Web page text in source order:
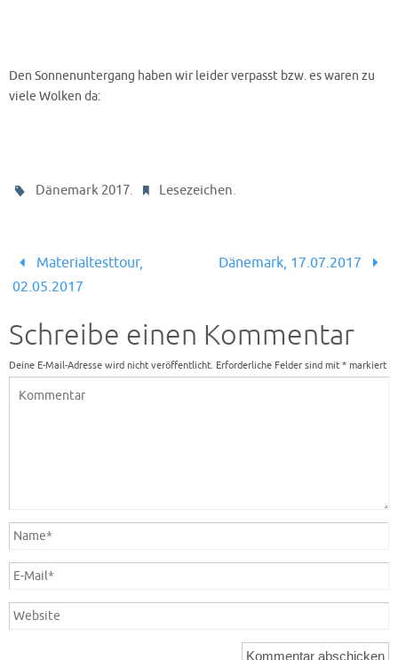
Den Sonnenuntergang haben wir leider verpasst bzw. es waren zu
viele Wolken da:
Dänemark 2017. Lesezeichen.
Materialtesttour,
02.05.2017
Dänemark, 17.07.2017
Schreibe einen Kommentar
Deine E-Mail-Adresse wird nicht veröffentlicht. Erforderliche Felder sind mit * markiert